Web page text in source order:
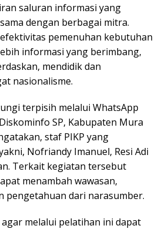
saluran informasi yang
dengan berbagai mitra.
pemenuhan kebutuhan
informasi yang berimbang,
mendidik dan
nasionalisme.
terpisih melalui WhatsApp
SP, Kabupaten Mura
staf PIKP yang
Nofriandy Imanuel, Resi Adi
Terkait kegiatan tersebut
menambah wawasan,
pengetahuan dari narasumber.
melalui pelatihan ini dapat